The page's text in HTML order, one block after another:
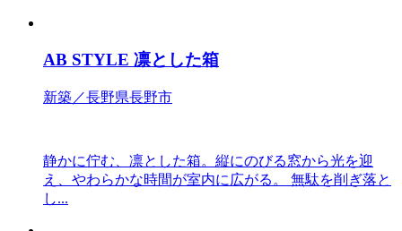
AB STYLE 凛とした箱
新築／長野県長野市
静かに佇む、凛とした箱。縦にのびる窓から光を迎
え、やわらかな時間が室内に広がる。 無駄を削ぎ落と
し...